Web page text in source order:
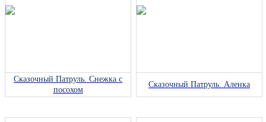
Сказочный Патруль. Снежка с
посохом
Сказочный Патруль. Аленка